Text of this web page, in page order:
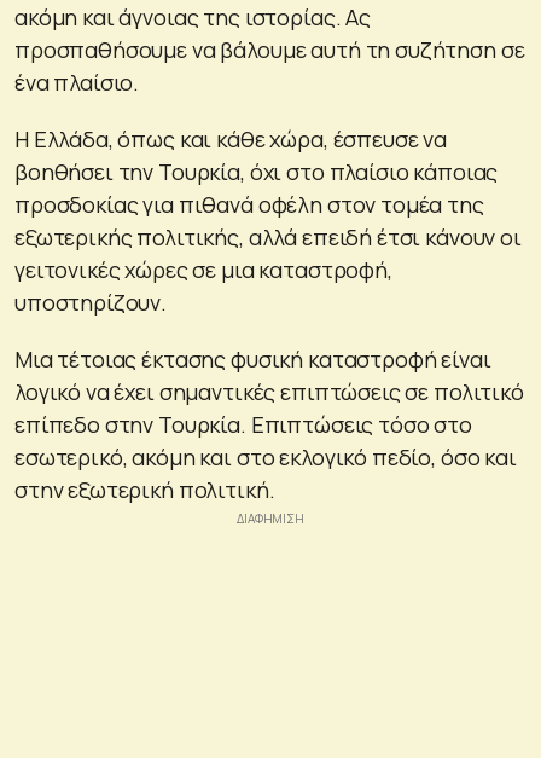
ακόμη και άγνοιας της ιστορίας. Ας
προσπαθήσουμε να βάλουμε αυτή τη συζήτηση σε
ένα πλαίσιο.
Η Ελλάδα, όπως και κάθε χώρα, έσπευσε να
βοηθήσει την Τουρκία, όχι στο πλαίσιο κάποιας
προσδοκίας για πιθανά οφέλη στον τομέα της
εξωτερικής πολιτικής, αλλά επειδή έτσι κάνουν οι
γειτονικές χώρες σε μια καταστροφή,
υποστηρίζουν.
Μια τέτοιας έκτασης φυσική καταστροφή είναι
λογικό να έχει σημαντικές επιπτώσεις σε πολιτικό
επίπεδο στην Τουρκία. Επιπτώσεις τόσο στο
εσωτερικό, ακόμη και στο εκλογικό πεδίο, όσο και
στην εξωτερική πολιτική.